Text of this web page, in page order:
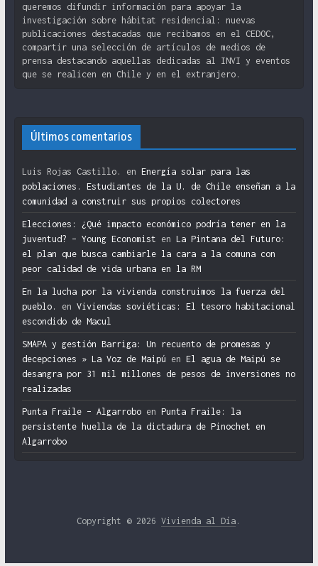
queremos difundir información para apoyar la
investigación sobre hábitat residencial: nuevas
publicaciones destacadas que recibamos en el CEDOC,
compartir una selección de artículos de medios de
prensa destacando aquellas dedicadas al INVI y eventos
que se realicen en Chile y en el extranjero.
Últimos comentarios
Luis Rojas Castillo. en Energía solar para las
poblaciones. Estudiantes de la U. de Chile enseñan a la
comunidad a construir sus propios colectores
Elecciones: ¿Qué impacto económico podría tener en la
juventud? – Young Economist en La Pintana del Futuro:
el plan que busca cambiarle la cara a la comuna con
peor calidad de vida urbana en la RM
En la lucha por la vivienda construimos la fuerza del
pueblo.
en Viviendas soviéticas: El tesoro habitacional
escondido de Macul
SMAPA y gestión Barriga: Un recuento de promesas y
decepciones » La Voz de Maipú en El agua de Maipú se
desangra por 31 mil millones de pesos de inversiones no
realizadas
Punta Fraile – Algarroboen Punta Fraile: la
persistente huella de la dictadura de Pinochet en
Algarrobo
Copyright © 2026Vivienda al Día .